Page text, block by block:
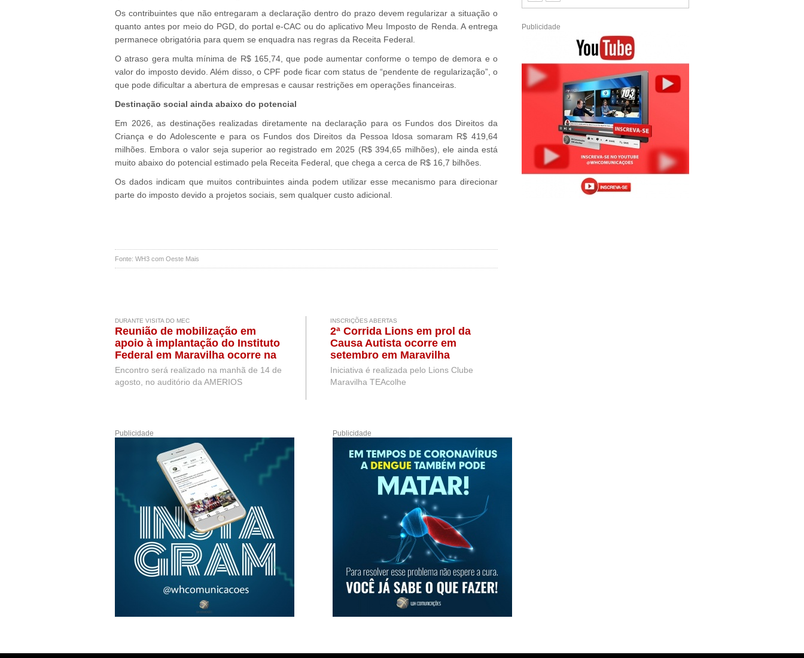
Os contribuintes que não entregaram a declaração dentro do prazo devem regularizar a situação o
quanto antes por meio do PGD, do portal e-CAC ou do aplicativo Meu Imposto de Renda. A entrega
permanece obrigatória para quem se enquadra nas regras da Receita Federal.
O atraso gera multa mínima de R$ 165,74, que pode aumentar conforme o tempo de demora e o
valor do imposto devido. Além disso, o CPF pode ficar com status de “pendente de regularização”, o
que pode dificultar a abertura de empresas e causar restrições em operações financeiras.
Destinação social ainda abaixo do potencial
Em 2026, as destinações realizadas diretamente na declaração para os Fundos dos Direitos da
Criança e do Adolescente e para os Fundos dos Direitos da Pessoa Idosa somaram R$ 419,64
milhões. Embora o valor seja superior ao registrado em 2025 (R$ 394,65 milhões), ele ainda está
muito abaixo do potencial estimado pela Receita Federal, que chega a cerca de R$ 16,7 bilhões.
Os dados indicam que muitos contribuintes ainda podem utilizar esse mecanismo para direcionar
parte do imposto devido a projetos sociais, sem qualquer custo adicional.
Fonte: WH3 com Oeste Mais
DURANTE VISITA DO MEC
Reunião de mobilização em
apoio à implantação do Instituto
Federal em Maravilha ocorre na
próxima semana, durante visita
de representantes do MEC
Encontro será realizado na manhã de 14 de
agosto, no auditório da AMERIOS
INSCRIÇÕES ABERTAS
2ª Corrida Lions em prol da
Causa Autista ocorre em
setembro em Maravilha
Iniciativa é realizada pelo Lions Clube
Maravilha TEAcolhe
Publicidade Publicidade
Publicidade